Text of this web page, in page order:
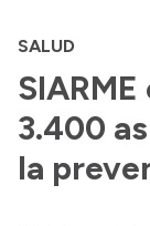
Autoridades
Consejos
Transparencia
SALUD
3.400
la